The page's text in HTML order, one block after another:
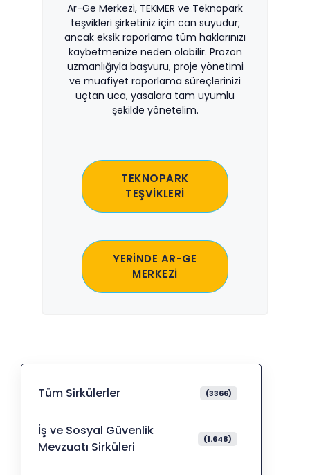
Ar-Ge Merkezi, TEKMER ve Teknopark
teşvikleri şirketiniz için can suyudur;
ancak eksik raporlama tüm haklarınızı
kaybetmenize neden olabilir. Prozon
uzmanlığıyla başvuru, proje yönetimi
ve muafiyet raporlama süreçlerinizi
uçtan uca, yasalara tam uyumlu
şekilde yönetelim.
TEKNOPARK
TEŞVİKLERİ
YERİNDE AR-GE
MERKEZİ
Tüm Sirkülerler (3366)
İş ve Sosyal Güvenlik
Mevzuatı Sirküleri
(1.648)